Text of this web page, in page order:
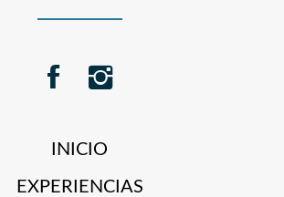
INICIO
EXPERIENCIAS